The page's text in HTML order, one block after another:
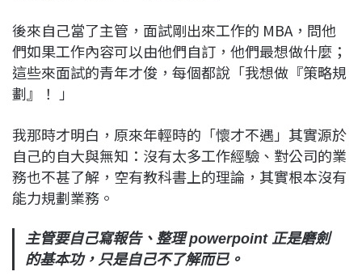
後來自己當了主管，面試剛出來工作的 MBA，問他
們如果工作內容可以由他們自訂，他們最想做什麼；
這些來面試的青年才俊，每個都說「我想做『策略規
劃』！ 」
我那時才明白，原來年輕時的「懷才不遇」其實源於
自己的自大與無知：沒有太多工作經驗、對公司的業
務也不甚了解，空有教科書上的理論，其實根本沒有
能力規劃業務。
主管要自己寫報告、整理 powerpoint 正是磨劍
的基本功，只是自己不了解而已。